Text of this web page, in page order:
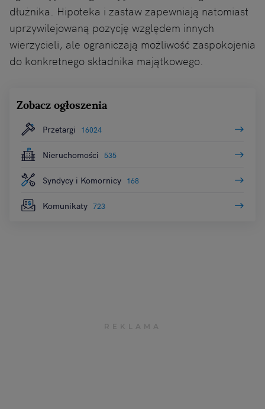
dłużnika. Hipoteka i zastaw zapewniają natomiast
uprzywilejowaną pozycję względem innych
wierzycieli, ale ograniczają możliwość zaspokojenia
do konkretnego składnika majątkowego.
Zobacz ogłoszenia
Przetargi 16024
Nieruchomości 535
Syndycy i Komornicy 168
Komunikaty 723